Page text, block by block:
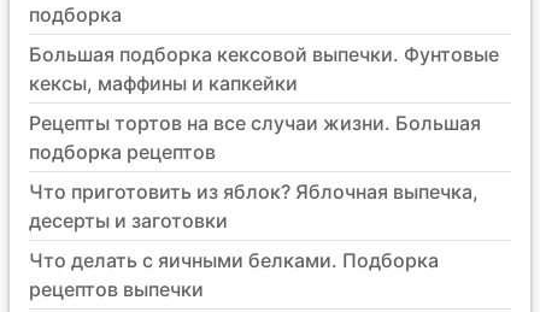
подборка
Большая подборка кексовой выпечки. Фунтовые
кексы, маффины и капкейки
Рецепты тортов на все случаи жизни. Большая
подборка рецептов
Что приготовить из яблок? Яблочная выпечка,
десерты и заготовки
Что делать с яичными белками. Подборка
рецептов выпечки